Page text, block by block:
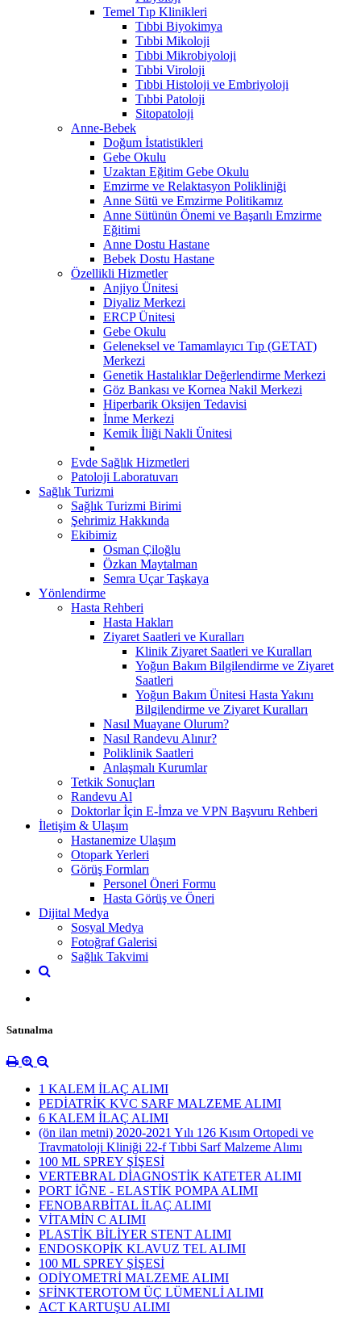
Temel Tıp Klinikleri
Tıbbi Biyokimya
Tıbbi Mikoloji
Tıbbi Mikrobiyoloji
Tıbbi Viroloji
Tıbbi Histoloji ve Embriyoloji
Tıbbi Patoloji
Sitopatoloji
Anne-Bebek
Doğum İstatistikleri
Gebe Okulu
Uzaktan Eğitim Gebe Okulu
Emzirme ve Relaktasyon Polikliniği
Anne Sütü ve Emzirme Politikamız
Anne Sütünün Önemi ve Başarılı Emzirme
Eğitimi
Anne Dostu Hastane
Bebek Dostu Hastane
Özellikli Hizmetler
Anjiyo Ünitesi
Diyaliz Merkezi
ERCP Ünitesi
Gebe Okulu
Geleneksel ve Tamamlayıcı Tıp (GETAT)
Merkezi
Genetik Hastalıklar Değerlendirme Merkezi
Göz Bankası ve Kornea Nakil Merkezi
Hiperbarik Oksijen Tedavisi
İnme Merkezi
Kemik İliği Nakli Ünitesi
Evde Sağlık Hizmetleri
Patoloji Laboratuvarı
Sağlık Turizmi
Sağlık Turizmi Birimi
Şehrimiz Hakkında
Ekibimiz
Osman Çiloğlu
Özkan Maytalman
Semra Uçar Taşkaya
Yönlendirme
Hasta Rehberi
Hasta Hakları
Ziyaret Saatleri ve Kuralları
Klinik Ziyaret Saatleri ve Kuralları
Yoğun Bakım Bilgilendirme ve Ziyaret
Saatleri
Yoğun Bakım Ünitesi Hasta Yakını
Bilgilendirme ve Ziyaret Kuralları
Nasıl Muayane Olurum?
Nasıl Randevu Alınır?
Poliklinik Saatleri
Anlaşmalı Kurumlar
Tetkik Sonuçları
Randevu Al
Doktorlar İçin E-İmza ve VPN Başvuru Rehberi
İletişim & Ulaşım
Hastanemize Ulaşım
Otopark Yerleri
Görüş Formları
Personel Öneri Formu
Hasta Görüş ve Öneri
Dijital Medya
Sosyal Medya
Fotoğraf Galerisi
Sağlık Takvimi
Satınalma
1 KALEM İLAÇ ALIMI
PEDİATRİK KVC SARF MALZEME ALIMI
6 KALEM İLAÇ ALIMI
(ön ilan metni) 2020-2021 Yılı 126 Kısım Ortopedi ve
Travmatoloji Kliniği 22-f Tıbbi Sarf Malzeme Alımı
100 ML SPREY ŞİŞESİ
VERTEBRAL DİAGNOSTİK KATETER ALIMI
PORT İĞNE - ELASTİK POMPA ALIMI
FENOBARBİTAL İLAÇ ALIMI
VİTAMİN C ALIMI
PLASTİK BİLİYER STENT ALIMI
ENDOSKOPİK KLAVUZ TEL ALIMI
100 ML SPREY ŞİŞESİ
ODİYOMETRİ MALZEME ALIMI
SFİNKTEROTOM ÜÇ LÜMENLİ ALIMI
ACT KARTUŞU ALIMI